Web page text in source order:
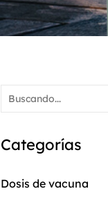
Categorías
Dosis de vacuna